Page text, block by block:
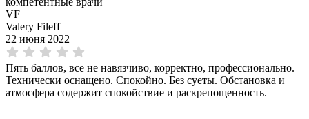
VF
Valery Fileff
22 июня 2022
Пять баллов, все не навязчиво, корректно, профессионально.
Технически оснащено. Спокойно. Без суеты. Обстановка и
атмосфера содержит спокойствие и раскрепощенность.